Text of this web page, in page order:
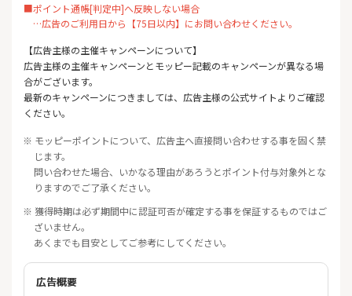
■ポイント通帳[判定中]へ反映しない場合
…広告のご利用日から【75日以内】にお問い合わせください。
【広告主様の主催キャンペーンについて】
広告主様の主催キャンペーンとモッピー記載のキャンペーンが異なる場
合がございます。
最新のキャンペーンにつきましては、広告主様の公式サイトよりご確認
ください。
※ モッピーポイントについて、広告主へ直接問い合わせする事を固く禁
じます。
問い合わせた場合、いかなる理由があろうとポイント付与対象外とな
りますのでご了承ください。
※ 獲得時期は必ず期間中に認証可否が確定する事を保証するものではご
ざいません。
あくまでも目安としてご参考にしてください。
広告概要